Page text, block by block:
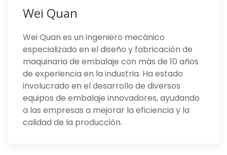
Wei Quan
Wei Quan es un ingeniero mecánico
especializado en el diseño y fabricación de
maquinaria de embalaje con más de 10 años
de experiencia en la industria. Ha estado
involucrado en el desarrollo de diversos
equipos de embalaje innovadores, ayudando
a las empresas a mejorar la eficiencia y la
calidad de la producción.